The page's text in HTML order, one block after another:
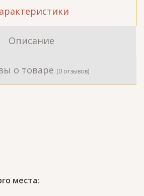
Описание
о товаре (0 отзывов)
места: